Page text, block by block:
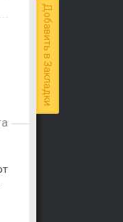
Добавить в Закладки